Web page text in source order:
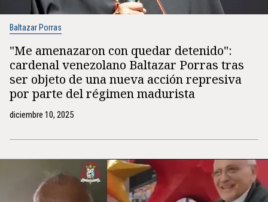
Baltazar Porras
"Me amenazaron con quedar detenido":
cardenal venezolano Baltazar Porras tras
ser objeto de una nueva acción represiva
por parte del régimen madurista
diciembre 10, 2025